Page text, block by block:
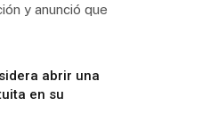
y anunció que
abrir una
en su